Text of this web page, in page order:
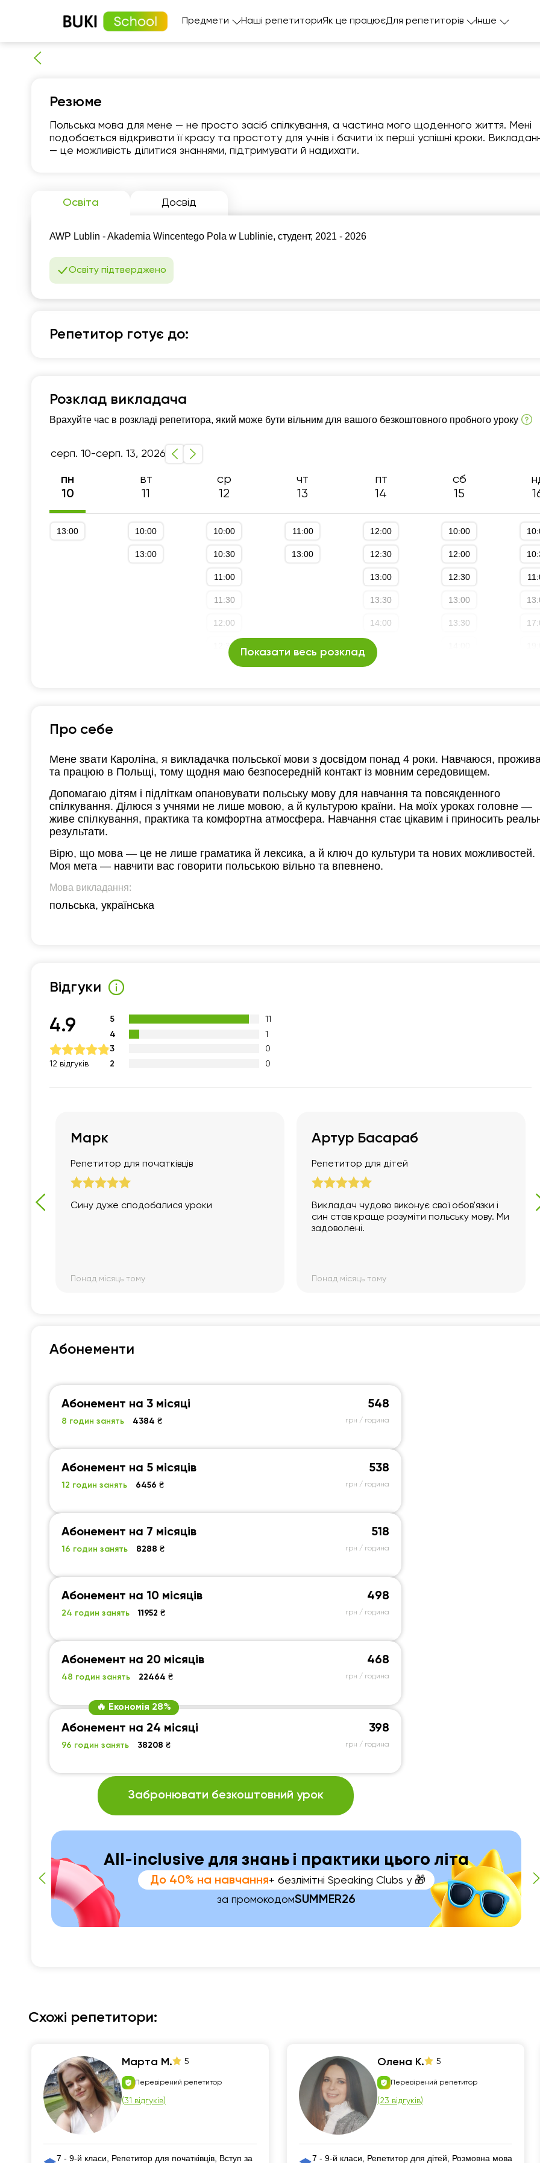
Предмети Наші репетиториЯк це працюєДля репетиторів Інше
Резюме
Польська мова для мене — не просто засіб спілкування, а частина мого щоденного життя. Мені
подобається відкривати її красу та простоту для учнів і бачити їх перші успішні кроки.
— це можливість ділитися знаннями, підтримувати й надихати.
Освіта Досвід
AWP Lublin - Akademia Wincentego Pola w Lublinie, студент, 2021 - 2026
Освіту підтверджено
Репетитор готує до:
Розклад викладача
Врахуйте час в розкладі репетитора, який може бути вільним для вашого безкоштовного пробного уроку
серп. 10-серп. 13, 2026
пн
10
вт
11
ср
12
чт
13
пт
14
сб
15
13:00 10:00
13:00
10:00
10:30
11:00
11:30
12:00
12:30
11:00
13:00
12:00
12:30
13:00
13:30
14:00
10:00
12:00
12:30
13:00
13:30
18:00
19:00
20:00
Показати весь розклад
Про себе
Мене звати Кароліна, я викладачка польської мови з досвідом понад 4 роки. Навчаюся,
та працюю в Польщі, тому щодня маю безпосередній контакт із мовним середовищем.
Допомагаю дітям і підліткам опановувати польську мову для навчання та повсякденного
спілкування. Ділюся з учнями не лише мовою, а й культурою країни. На моїх уроках головне —
живе спілкування, практика та комфортна атмосфера. Навчання стає цікавим і приносить
результати.
Вірю, що мова — це не лише граматика й лексика, а й ключ до культури та нових можливостей.
Моя мета — навчити вас говорити польською вільно та впевнено.
Мова викладання:
польська, українська
Відгуки
4.9
12 відгуків
5
11
4
1
3
0
2
0
Марк
Репетитор для початківців
Сину дуже сподобалися уроки
Понад місяць тому
Артур Басараб
Репетитор для дітей
Викладач чудово виконує свої обов'язки і
син став краще розуміти польську мову. Ми
задоволені.
Понад місяць тому
Абонементи
Абонемент на 3 місяці
8 годин занять 4384 ₴
548
грн / година
Абонемент на 5 місяців
12 годин занять 6456 ₴
538
грн / година
Абонемент на 7 місяців
16 годин занять 8288 ₴
518
грн / година
Абонемент на 10 місяців
24 годин занять 11952 ₴
498
грн / година
Абонемент на 20 місяців
48 годин занять 22464 ₴
468
грн / година
🔥 Економія 28%
Абонемент на 24 місяці
96 годин занять 38208 ₴
398
грн / година
Забронювати безкоштовний урок
All-inclusive для знань і практики цього літа
До 40% на навчання+ безлімітні Speaking Clubs у 🎁
за промокодомSUMMER26
Схожі репетитори:
Марта М. 5
Перевірений репетитор
(31 відгуків)
7 - 9-й класи, Репетитор для початківців, Вступ за
Олена К. 5
Перевірений репетитор
(23 відгуків)
7 - 9-й класи, Репетитор для дітей, Розмовна мова
10:00
13:00
10:00
10:30
11:00 12:00